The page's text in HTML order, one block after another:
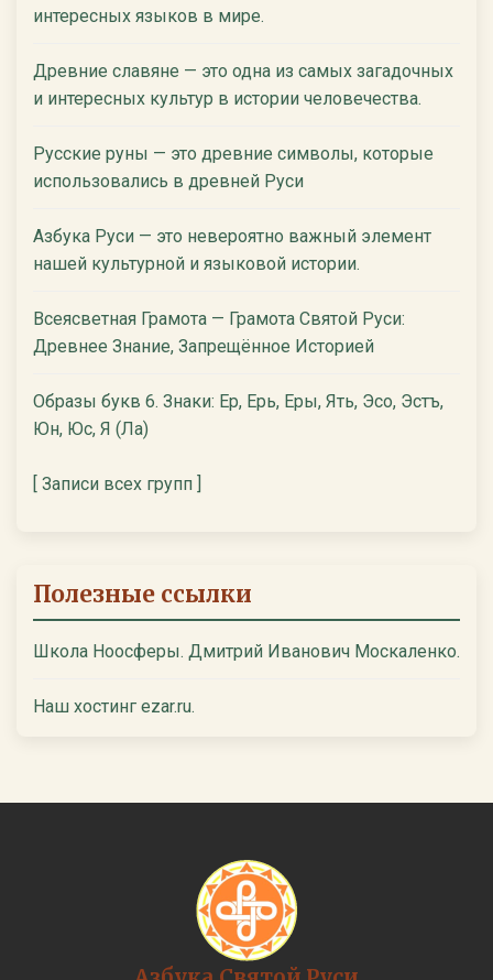
интересных языков в мире.
Древние славяне — это одна из самых загадочных
и интересных культур в истории человечества.
Русские руны — это древние символы, которые
использовались в древней Руси
Азбука Руси — это невероятно важный элемент
нашей культурной и языковой истории.
Всеясветная Грамота — Грамота Святой Руси:
Древнее Знание, Запрещённое Историей
Образы букв 6. Знаки: Ер, Ерь, Еры, Ять, Эсо, Эстъ,
Юн, Юс, Я (Ла)
[ Записи всех групп ]
Полезные ссылки
Школа Ноосферы. Дмитрий Иванович Москаленко.
Наш хостинг ezar.ru.